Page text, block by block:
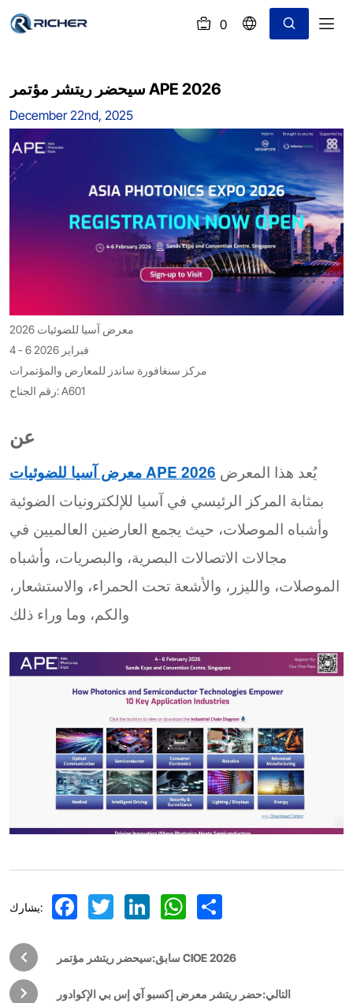
0
ريتشر
مؤتمر
APE
2026
سيحضر ريتشر مؤتمر APE 2026
December 22nd, 2025
معرض آسيا للضوئيات 2026
4 - 6 فبراير 2026
مركز سنغافورة ساندز للمعارض والمؤتمرات
رقم الجناح: A601
عن
معرض آسيا للضوئيات APE 2026 يُعد هذا المعرض
بمثابة المركز الرئيسي في آسيا للإلكترونيات الضوئية
وأشباه الموصلات، حيث يجمع العارضين العالميين في
مجالات الاتصالات البصرية، والبصريات، وأشباه
الموصلات، والليزر، والأشعة تحت الحمراء، والاستشعار،
يشارك: Facebook Twitter LinkedIn WhatsApp
سابق:سيحضر ريتشر مؤتمر CIOE 2026
التالي:حضر ريتشر معرض إكسبو آي إس بي الإكوادور